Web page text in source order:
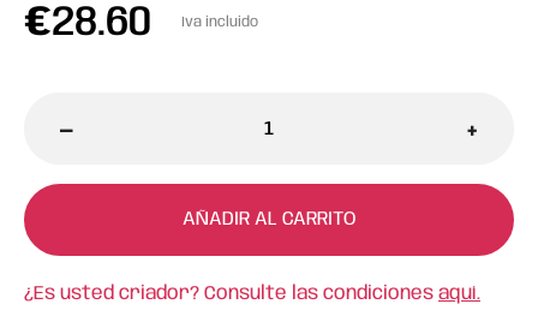
€28.60 Iva incluido
- +
AÑADIR AL CARRITO
¿Es usted criador? Consulte las condiciones aquí.